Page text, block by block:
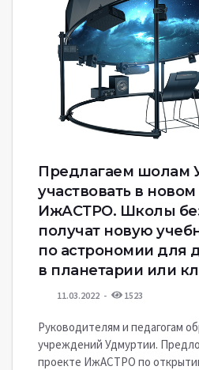
Предлагаем шолам
участвовать в
ИжАСТРО. Школы
получат новую
по астрономии для
в планетарии или
11.03.2022 1523
Руководителям и педагогам
учреждений Удмуртии.
проекте ИжАСТРО по